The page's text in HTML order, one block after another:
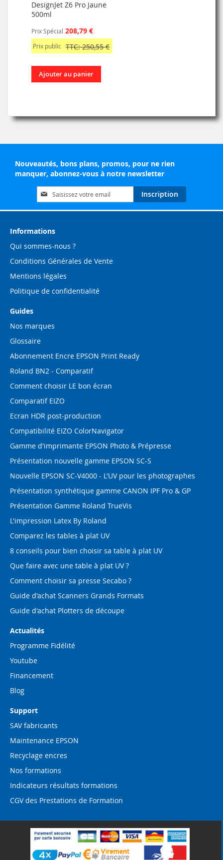
DesignJet Z6 Pro Jaune
500ml
Prix Spécial 208,79 €
Prix public TTC: 250,55 €
Ajouter au panier
Nouveautés, bons plans, promos, pour ne rien
manquer, abonnez-vous à notre newsletter
Inscription
à
notre
d’information
Inscription
Informations
Qui sommes-nous ?
Conditions Générales de Vente
Mentions légales
Politique de confidentialité
Guides
Nos marques
Glossaire
Abonnement Encre EPSON Print Ready
Roland BN2 - Comparatif
Comment choisir LE bon écran
Comparatif EIZO
Ecran HDR post-production
Compatibilité EIZO ColorNavigator
Gamme d'imprimante EPSON Photo & Prépresse
Présentation nouvelle gamme EPSON SC-S
Nouvelle EPSON SC-V4000 - L'UV pour les photographes
Présentation synthétique gamme CANON IPF Pro & GP
Présentation Gamme Roland TrueVis
L'impression Latex By Roland
Comparez les tables à plat UV
8 conseils pour bien choisir sa table à plat UV
Que faire avec une table à plat UV ?
Comment choisir sa presse Secabo ?
Guide d'achat Scanners Grands Formats
Guide d'achat Plotters de découpe
Actualités
Programme Fidélité
Youtube
Financement
Blog
Support
SAV fabricants
Maintenance EPSON
Recyclage encres
Nos formations
Indicateurs résultats formations
CGV des Prestations de Formation